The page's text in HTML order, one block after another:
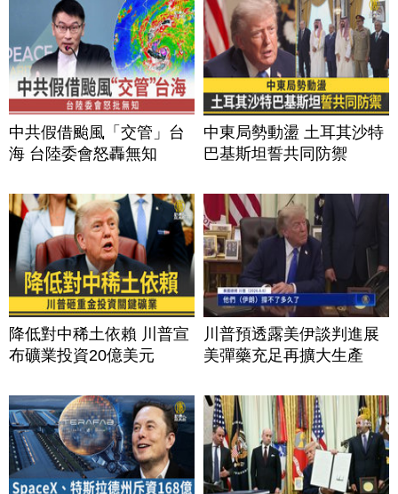
中共假借颱風「交管」台
海 台陸委會怒轟無知
中東局勢動盪 土耳其沙特
巴基斯坦誓共同防禦
降低對中稀土依賴 川普宣
布礦業投資20億美元
川普預透露美伊談判進展
美彈藥充足再擴大生產